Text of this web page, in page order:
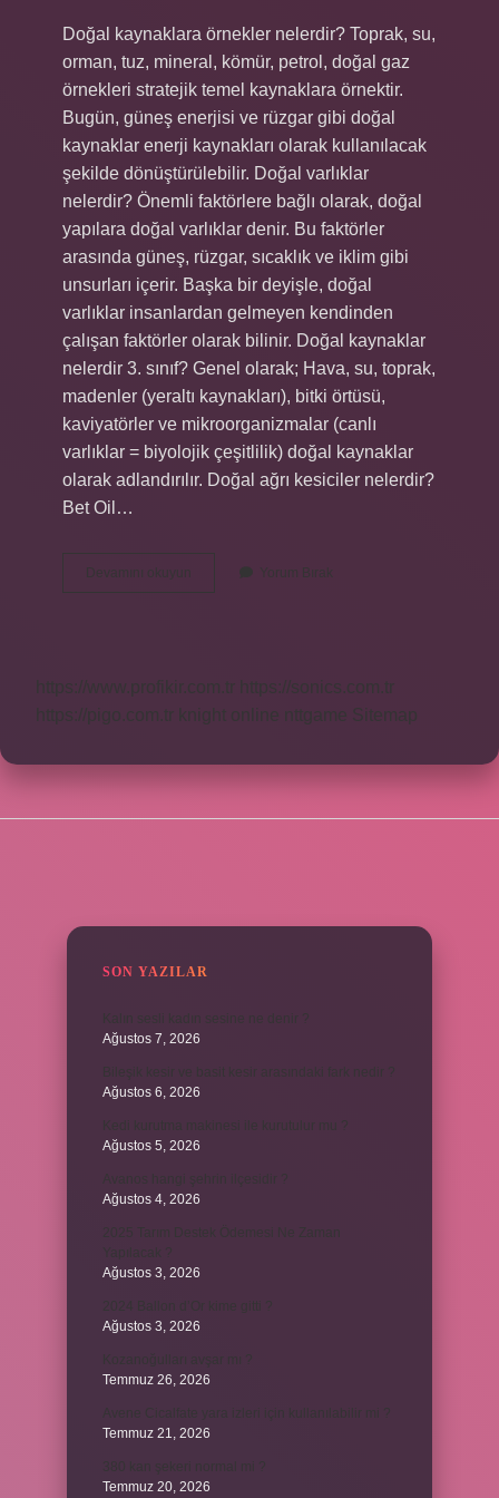
Doğal kaynaklara örnekler nelerdir? Toprak, su,
orman, tuz, mineral, kömür, petrol, doğal gaz
örnekleri stratejik temel kaynaklara örnektir.
Bugün, güneş enerjisi ve rüzgar gibi doğal
kaynaklar enerji kaynakları olarak kullanılacak
şekilde dönüştürülebilir. Doğal varlıklar
nelerdir? Önemli faktörlere bağlı olarak, doğal
yapılara doğal varlıklar denir. Bu faktörler
arasında güneş, rüzgar, sıcaklık ve iklim gibi
unsurları içerir. Başka bir deyişle, doğal
varlıklar insanlardan gelmeyen kendinden
çalışan faktörler olarak bilinir. Doğal kaynaklar
nelerdir 3. sınıf? Genel olarak; Hava, su, toprak,
madenler (yeraltı kaynakları), bitki örtüsü,
kaviyatörler ve mikroorganizmalar (canlı
varlıklar = biyolojik çeşitlilik) doğal kaynaklar
olarak adlandırılır. Doğal ağrı kesiciler nelerdir?
Bet Oil…
Devamını okuyun
Şeyler
Yorum Bırak
https://www.profikir.com.tr
https://sonics.com.tr
https://pigo.com.tr knight online nttgame Sitemap
SON YAZILAR
Ağustos 7, 2026
Bileşik kesir ve basit kesir arasındaki fark nedir ?
Ağustos 6, 2026
Ağustos 5, 2026
Ağustos 4, 2026
Ağustos 3, 2026
Ağustos 3, 2026
Temmuz 26, 2026
Temmuz 21, 2026
Temmuz 20, 2026